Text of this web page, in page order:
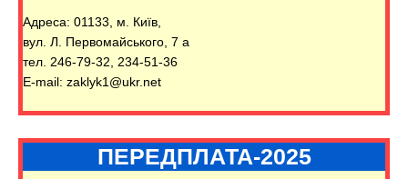
Адреса: 01133, м. Київ,
вул. Л. Первомайського, 7 а
тел. 246-79-32, 234-51-36
E-mail: zaklyk1@ukr.net
ПЕРЕДПЛАТА-2025